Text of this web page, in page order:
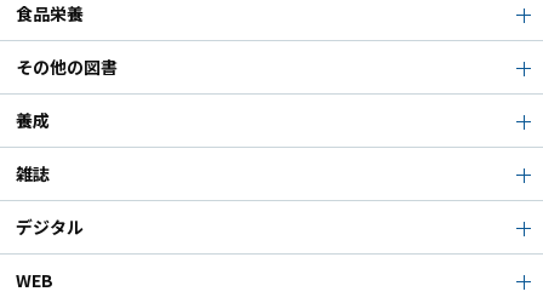
食品栄養
その他の図書
養成
雑誌
デジタル
WEB